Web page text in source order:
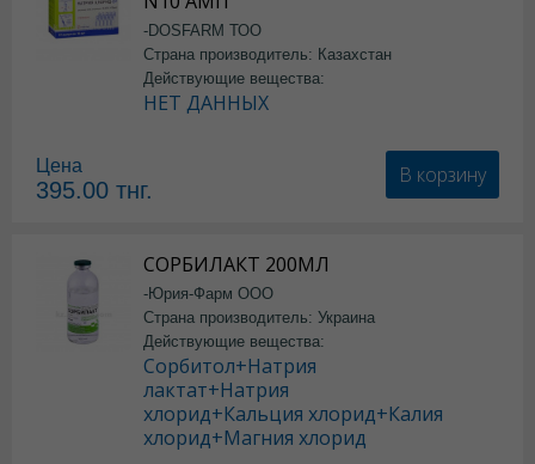
-DOSFARM ТОО
Страна производитель: Казахстан
Действующие вещества:
НЕТ ДАННЫХ
Цена
395.00 тнг.
В корзину
СОРБИЛАКТ 200МЛ
-Юрия-Фарм ООО
Страна производитель: Украина
Действующие вещества:
Сорбитол+Натрия
лактат+Натрия
хлорид+Кальция хлорид+Калия
хлорид+Магния хлорид